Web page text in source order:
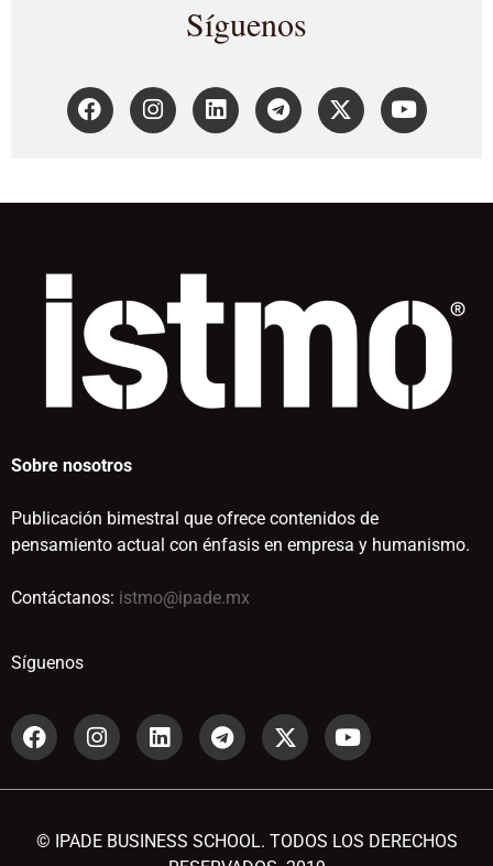
Síguenos
Sobre nosotros
Publicación bimestral que ofrece contenidos de
pensamiento actual con énfasis en empresa y humanismo.
Contáctanos: istmo@ipade.mx
Síguenos
© IPADE BUSINESS SCHOOL. TODOS LOS DERECHOS